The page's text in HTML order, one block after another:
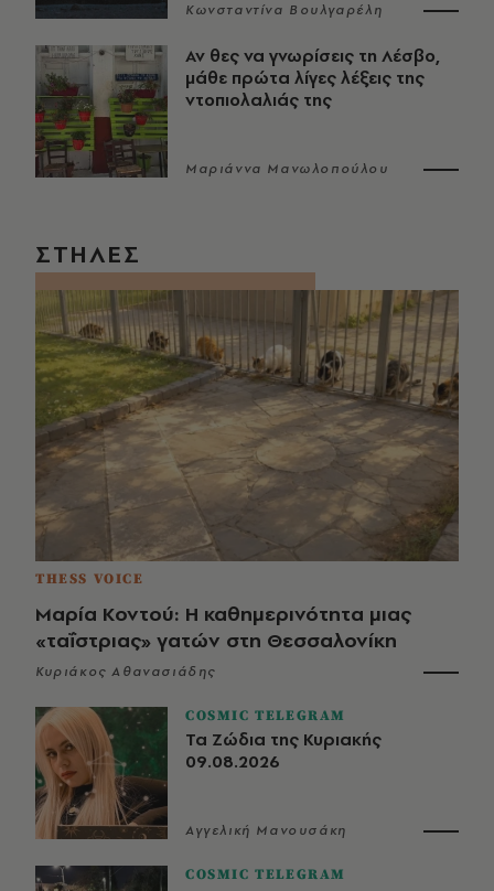
Κωνσταντίνα Βουλγαρέλη
Αν θες να γνωρίσεις τη Λέσβο,
μάθε πρώτα λίγες λέξεις της
ντοπιολαλιάς της
Μαριάννα Μανωλοπούλου
ΣΤΗΛΕΣ
THESS VOICE
Μαρία Κοντού: Η καθημερινότητα μιας
«ταΐστριας» γατών στη Θεσσαλονίκη
Κυριάκος Αθανασιάδης
COSMIC TELEGRAM
Τα Ζώδια της Κυριακής
09.08.2026
Αγγελική Μανουσάκη
COSMIC TELEGRAM